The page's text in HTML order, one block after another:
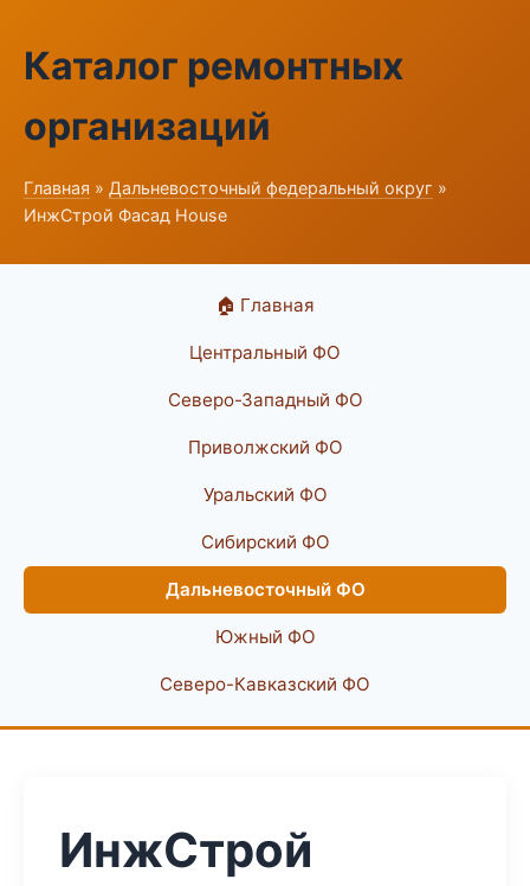
Каталог ремонтных
организаций
Главная » Дальневосточный федеральный округ »
ИнжСтрой Фасад House
🏠 Главная
Центральный ФО
Северо-Западный ФО
Приволжский ФО
Уральский ФО
Сибирский ФО
Дальневосточный ФО
Южный ФО
Северо-Кавказский ФО
ИнжСтрой